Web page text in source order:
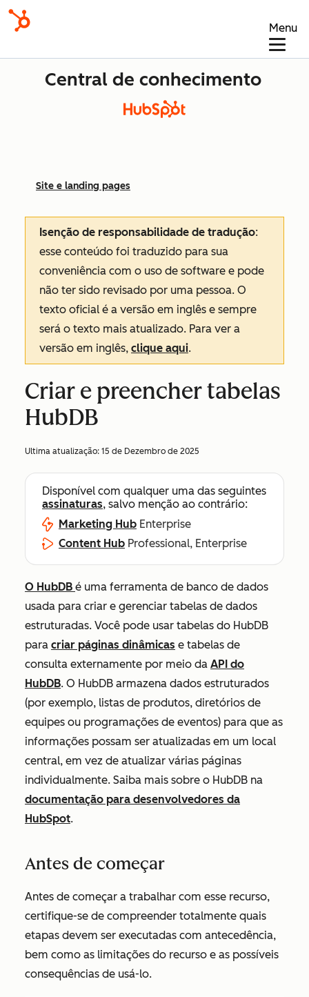
Menu
Central de conhecimento
Site e landing pages
Isenção de responsabilidade de tradução:
esse conteúdo foi traduzido para sua
conveniência com o uso de software e pode
não ter sido revisado por uma pessoa. O
texto oficial é a versão em inglês e sempre
será o texto mais atualizado. Para ver a
versão em inglês, clique aqui.
Criar e preencher tabelas
HubDB
Ultima atualização: 15 de Dezembro de 2025
Disponível com qualquer uma das seguintes
assinaturas, salvo menção ao contrário:
Marketing Hub Enterprise
Content Hub Professional, Enterprise
O HubDB é uma ferramenta de banco de dados
usada para criar e gerenciar tabelas de dados
estruturadas. Você pode usar tabelas do HubDB
para criar páginas dinâmicas e tabelas de
consulta externamente por meio da API do
HubDB. O HubDB armazena dados estruturados
(por exemplo, listas de produtos, diretórios de
equipes ou programações de eventos) para que as
informações possam ser atualizadas em um local
central, em vez de atualizar várias páginas
individualmente. Saiba mais sobre o HubDB na
documentação para desenvolvedores da
HubSpot.
Antes de começar
Antes de começar a trabalhar com esse recurso,
certifique-se de compreender totalmente quais
etapas devem ser executadas com antecedência,
bem como as limitações do recurso e as possíveis
consequências de usá-lo.